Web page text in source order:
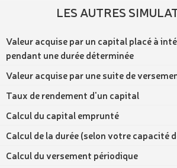
LES AUTRES
Valeur acquise par un capital placé à
pendant une durée déterminée
Valeur acquise par une suite de
Taux de rendement d'un capital
Calcul du capital emprunté
Calcul de la durée (selon votre capacité
Calcul du versement périodique